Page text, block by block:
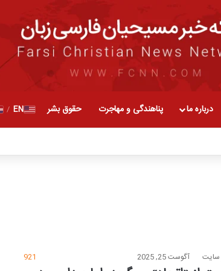
درباره ما پناهندگی و مهاجرت حقوق بشر EN
/
سایت آگوست 25, 2025 921